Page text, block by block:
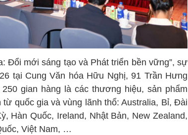
Đổi mới sáng tạo và Phát triển bền vững”, sự
tại Cung Văn hóa Hữu Nghị, 91 Trần Hưng
gian hàng là các thương hiệu, sản phẩm
quốc gia và vùng lãnh thổ: Australia, Bỉ, Đài
Hàn Quốc, Ireland, Nhật Bản, New Zealand,
Việt Nam, …